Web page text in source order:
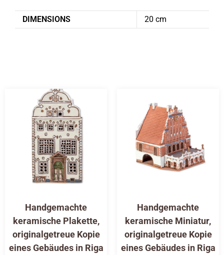
DIMENSIONS 20 cm
Handgemachte
keramische Plakette,
originalgetreue Kopie
eines Gebäudes in Riga
Handgemachte
keramische Miniatur,
originalgetreue Kopie
eines Gebäudes in Riga